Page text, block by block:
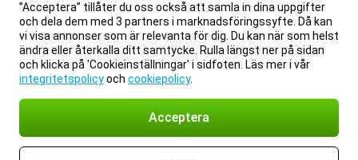
”Acceptera” tillåter du oss också att samla in dina uppgifter
och dela dem med 3 partners i marknadsföringssyfte. Då kan
vi visa annonser som är relevanta för dig. Du kan när som helst
ändra eller återkalla ditt samtycke. Rulla längst ner på sidan
och klicka på 'Cookieinställningar' i sidfoten. Läs mer i vår
integritetspolicyoch cookiepolicy.
Acceptera